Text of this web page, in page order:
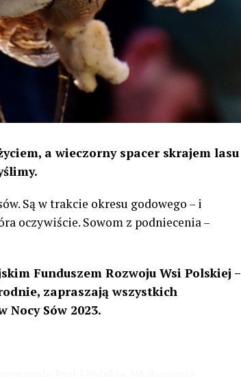
a wieczorny spacer skrajem lasu
Są w trakcie okresu godowego – i
oczywiście. Sowom z podniecenia –
Funduszem Rozwoju Wsi Polskiej –
zapraszają wszystkich
Sów 2023.